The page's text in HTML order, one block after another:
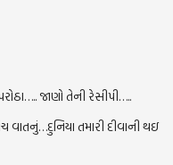
જાણો તેની રેસીપી…..
વાતનું…દુનિયા તમારી દીવાની થઇ